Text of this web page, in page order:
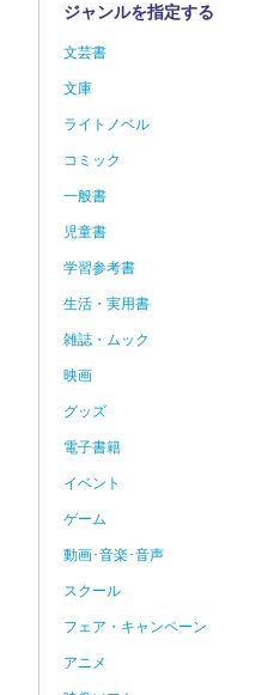
ジャンルを指定する
文芸書
文庫
ライトノベル
コミック
一般書
児童書
学習参考書
生活・実用書
雑誌・ムック
映画
グッズ
電子書籍
イベント
ゲーム
動画･音楽･音声
スクール
フェア・キャンペーン
アニメ